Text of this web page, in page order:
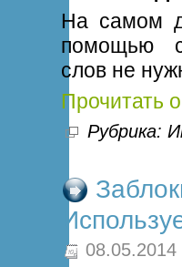
На самом
помощью
слов не
Прочитать
Рубрика:
08.05.2014